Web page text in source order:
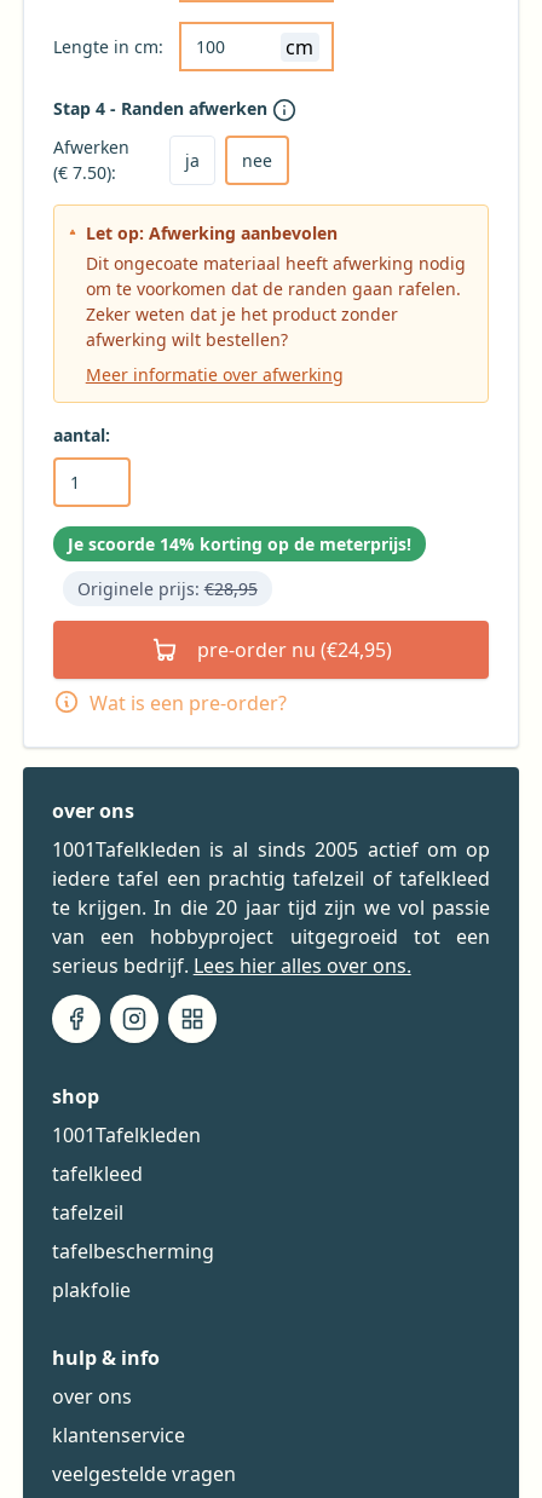
Lengte in cm: cm
Stap 4 - Randen afwerken
Afwerken
(€ 7.50):
ja
Kies ja om het tafelkleed af te laten werken
nee
Kies nee voor geen afwerking (niet
Let op: Afwerking aanbevolen
Dit ongecoate materiaal heeft afwerking nodig
om te voorkomen dat de randen gaan rafelen.
Zeker weten dat je het product zonder
afwerking wilt bestellen?
Meer informatie over afwerking
aantal:
Je scoorde 14% korting op de meterprijs!
Originele prijs:€28,95
pre-order nu (€24,95)
Wat is een pre-order?
over ons
1001Tafelkleden is al sinds 2005 actief om op
iedere tafel een prachtig tafelzeil of tafelkleed
te krijgen. In die 20 jaar tijd zijn we vol passie
van een hobbyproject uitgegroeid tot een
serieus bedrijf. Lees hier alles over ons.
shop
1001Tafelkleden
tafelkleed
tafelzeil
tafelbescherming
plakfolie
hulp & info
over ons
klantenservice
veelgestelde vragen